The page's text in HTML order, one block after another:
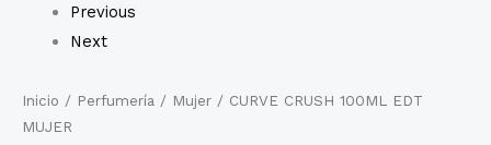
Previous
Next
Inicio / Perfumería / Mujer / CURVE CRUSH 100ML EDT
MUJER